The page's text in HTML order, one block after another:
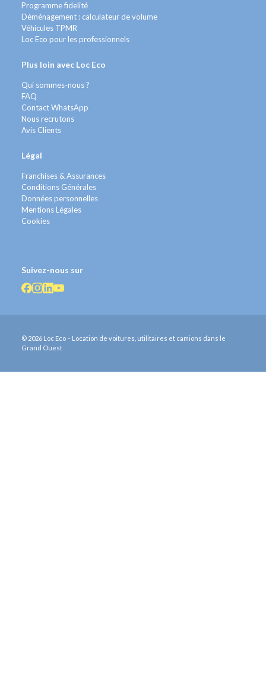
Programme fidelité
Déménagement : calculateur de volume
Véhicules TPMR
Loc Eco pour les professionnels
Plus loin avec Loc Eco
Qui sommes-nous ?
FAQ
Contact WhatsApp
Nous recrutons
Avis Clients
Légal
Franchises & Assurances
Conditions Générales
Données personnelles
Mentions Légales
Cookies
Suivez-nous sur
© 2026 Loc Eco – Location de voitures, utilitaires et camions dans le
Grand Ouest